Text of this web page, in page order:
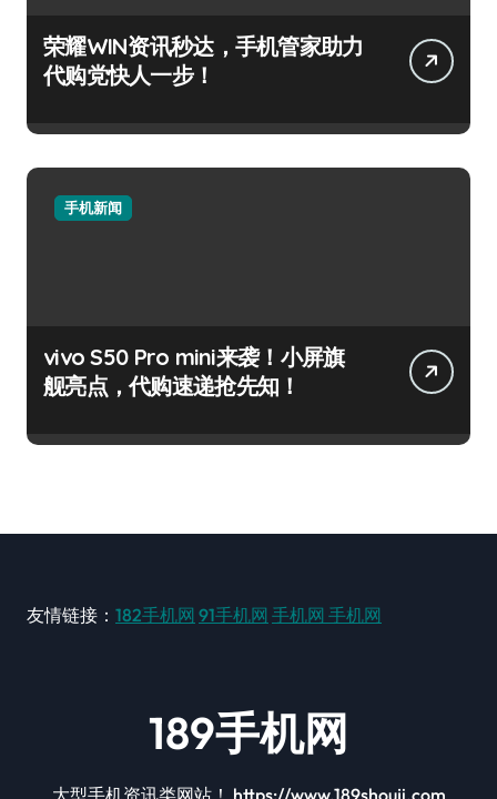
荣耀WIN资讯秒达，手机管家助力
代购党快人一步！
手机新闻
vivo S50 Pro mini来袭！小屏旗
舰亮点，代购速递抢先知！
友情链接： 182手机网 91手机网 手机网 手机网
189手机网
大型手机资讯类网站！ https://www.189shouji.com